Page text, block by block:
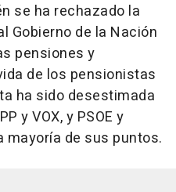
se ha rechazado la
Gobierno de la Nación
pensiones y
de los pensionistas
ha sido desestimada
y VOX, y PSOE y
mayoría de sus puntos.